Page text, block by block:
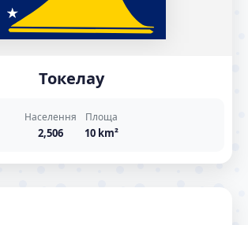
Токелау
Населення
2,506
Площа
10 km²